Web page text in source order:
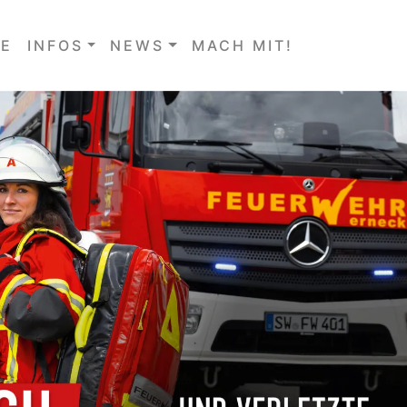
INFOS NEWS MACH MIT!